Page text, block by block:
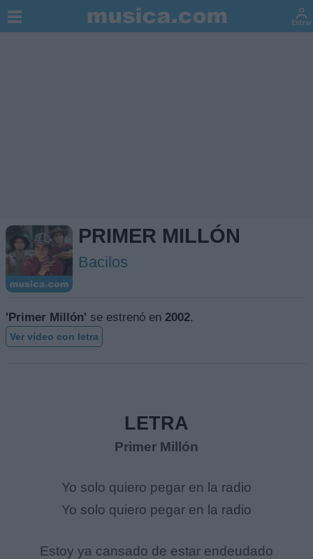
PRIMER MILLÓN
Bacilos
'Primer Millón' se estrenó en 2002.
Ver vídeo con letra
LETRA
Primer Millón
Yo solo quiero pegar en la radio
Yo solo quiero pegar en la radio
Estoy ya cansado de estar endeudado